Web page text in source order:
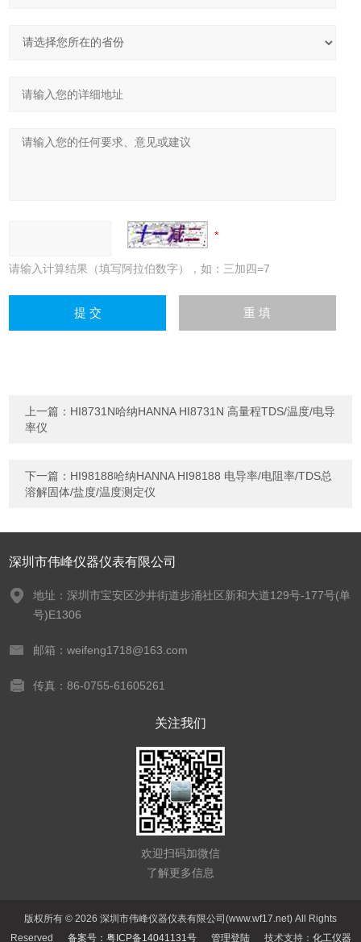
请输入计算结果（填写阿拉伯数字），如：三加四=7
上一篇： HI8731N哈纳HANNA HI8731N 高量程TDS/温度/电导
率仪
下一篇： HI98188哈纳HANNA HI98188 电导率/电阻率/TDS总
溶解固体/盐度/温度测定仪
深圳市伟峰仪器仪表有限公司
地址：深圳市宝安区沙井街道步涌社区新和大道129号-177号(单
号)E1306
邮箱：weifeng1718@163.com
传真：86-0755-61605261
关注我们
欢迎扫码加微信
了解更多信息
版权所有 © 2026 深圳市伟峰仪器仪表有限公司(www.wf17.net) All Rights
Reserved 备案号：粤ICP备14041131号 管理登陆技术支持： 化工仪器